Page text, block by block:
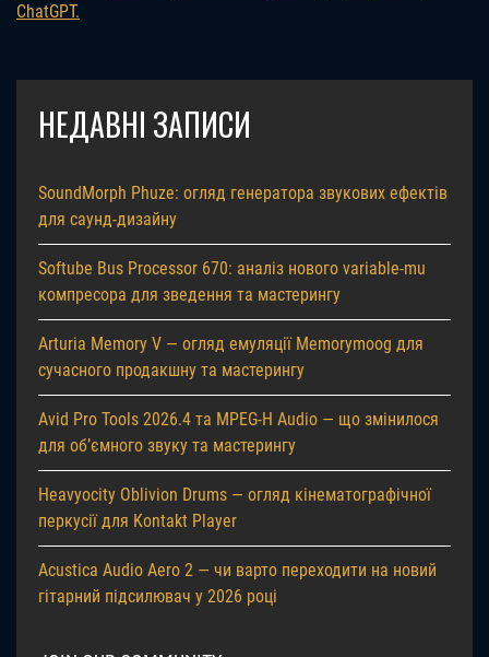
ChatGPT.
НЕДАВНІ ЗАПИСИ
SoundMorph Phuze: огляд генератора звукових ефектів
для саунд-дизайну
Softube Bus Processor 670: аналіз нового variable-mu
компресора для зведення та мастерингу
Arturia Memory V — огляд емуляції Memorymoog для
сучасного продакшну та мастерингу
Avid Pro Tools 2026.4 та MPEG-H Audio — що змінилося
для об’ємного звуку та мастерингу
Heavyocity Oblivion Drums — огляд кінематографічної
перкусії для Kontakt Player
Acustica Audio Aero 2 — чи варто переходити на новий
гітарний підсилювач у 2026 році